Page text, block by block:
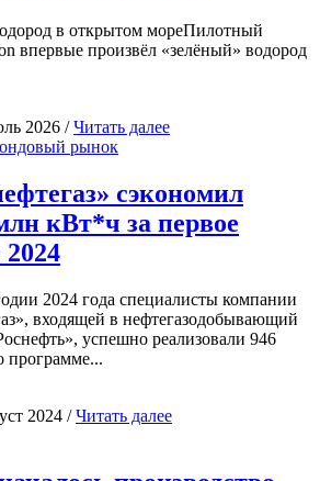
в открытом мореПилотный
впервые произвёл «зелёный» водород
2026 /Читать далее
рынок
сэкономил
кВт*ч за первое
2024
2024 года специалисты компании
входящей в нефтегазодобывающий
успешно реализовали 946
программе...
2024 /Читать далее